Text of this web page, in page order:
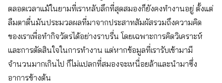
ตลอดเวลาแม้ในยามที่เราหลับลึกที่สุดสมองก็ยังคงทำงานอยู่ ตั้งแต่
ลืมตาตื่นมันประมวลผลที่มาจากประสาทสัมผัสรวมถึงความคิด
ของเราเพื่อทำกิจวัตรได้อย่างราบรื่น โดยเฉพาะการคิดวิเคราะห์
และการตัดสินใจในการทำงาน แต่หากข้อมูลที่เรารับเข้ามามี
จำนวนมากเกินไป ก็ไม่แปลกที่สมองจะเหนื่อยล้าและนำมาซึ่ง
อาการข้างต้น